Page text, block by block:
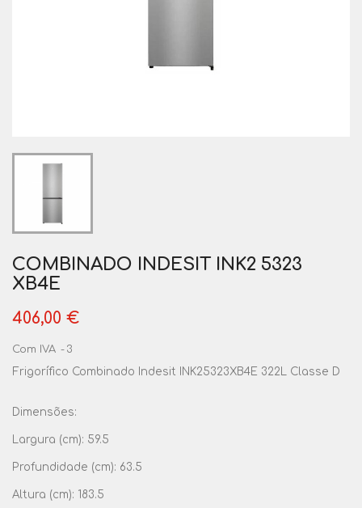
COMBINADO INDESIT INK2 5323
XB4E
406,00 €
Com IVA 3
Frigorífico Combinado Indesit INK25323XB4E 322L Classe D
Dimensões:
Largura (cm): 59.5
Profundidade (cm): 63.5
Altura (cm): 183.5